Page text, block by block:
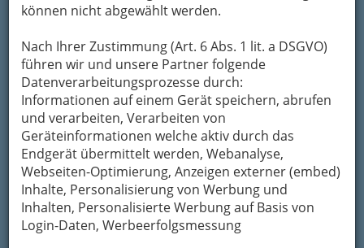
können nicht abgewählt werden.
Nach Ihrer Zustimmung (Art. 6 Abs. 1 lit. a DSGVO)
führen wir und unsere Partner folgende
Datenverarbeitungsprozesse durch:
Informationen auf einem Gerät speichern, abrufen
und verarbeiten, Verarbeiten von
Geräteinformationen welche aktiv durch das
Endgerät übermittelt werden, Webanalyse,
Webseiten-Optimierung, Anzeigen externer (embed)
Inhalte, Personalisierung von Werbung und
Inhalten, Personalisierte Werbung auf Basis von
Login-Daten, Werbeerfolgsmessung
Unternehmen Diesel Gesellschaft m.b.H.
Mein Name
Meine Email Adresse
Mein Betreff
Meine Nachricht